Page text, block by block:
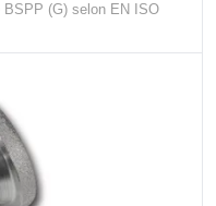
(G) selon EN ISO